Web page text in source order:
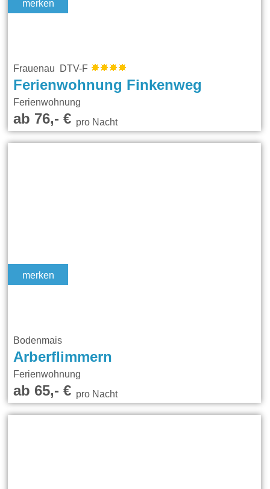
merken
Frauenau DTV-F
Ferienwohnung Finkenweg
Ferienwohnung
ab 76,- €pro Nacht
merken
Bodenmais
Arberflimmern
Ferienwohnung
ab 65,- €pro Nacht